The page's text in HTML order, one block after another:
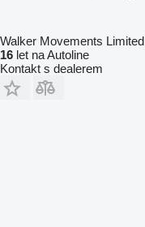
Walker Movements Limited
16 let na Autoline
Kontakt s dealerem